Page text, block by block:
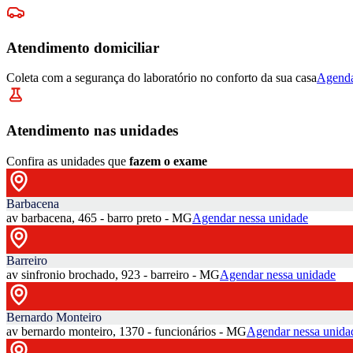
Atendimento domiciliar
Coleta com a segurança do laboratório no conforto da sua casa
Atendimento nas unidades
Confira as unidades que fazem o exame
Barbacena
av barbacena, 465 - barro preto - MGAgendar nessa unidade
Barreiro
av sinfronio brochado, 923 - barreiro - MGAgendar nessa unidade
Bernardo Monteiro
av bernardo monteiro, 1370 - funcionários - MGAgendar nessa